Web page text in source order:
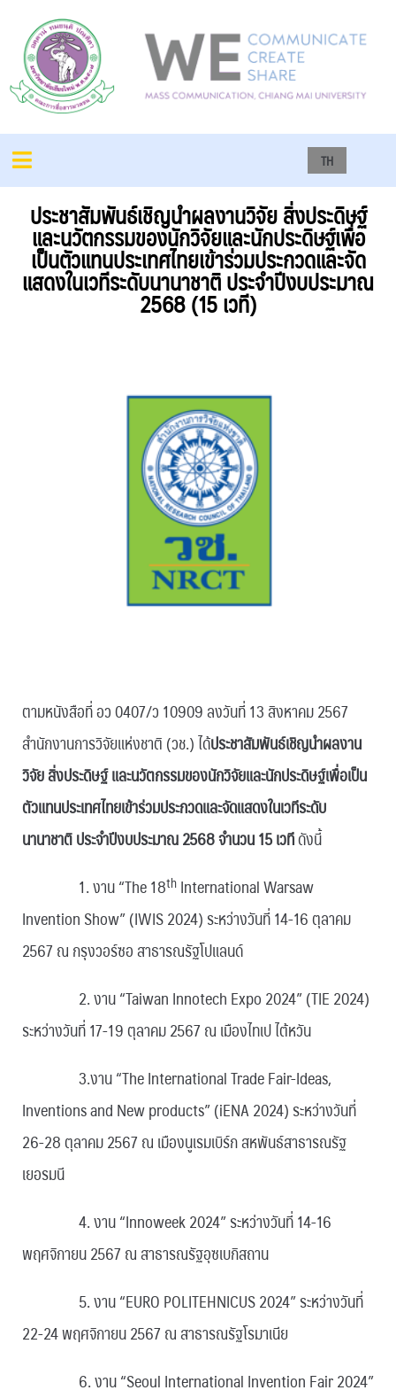
TH
ประชาสัมพันธ์เชิญนำผลงานวิจัย สิ่งประดิษฐ์
และนวัตกรรมของนักวิจัยและนักประดิษฐ์เพื่อ
เป็นตัวแทนประเทศไทยเข้าร่วมประกวดและจัด
แสดงในเวทีระดับนานาชาติ ประจำปีงบประมาณ
2568 (15 เวที)
ตามหนังสือที่ อว 0407/ว 10909 ลงวันที่ 13 สิงหาคม 2567
สำนักงานการวิจัยแห่งชาติ (วช.) ได้ประชาสัมพันธ์เชิญนำผลงาน
วิจัย สิ่งประดิษฐ์ และนวัตกรรมของนักวิจัยและนักประดิษฐ์เพื่อเป็น
ตัวแทนประเทศไทยเข้าร่วมประกวดและจัดแสดงในเวทีระดับ
นานาชาติ ประจำปีงบประมาณ 2568 จำนวน 15 เวทีดังนี้
1. งาน “The 18th International Warsaw
Invention Show” (IWIS 2024) ระหว่างวันที่ 14-16 ตุลาคม
2567 ณ กรุงวอร์ซอ สาธารณรัฐโปแลนด์
2. งาน “Taiwan Innotech Expo 2024” (TIE 2024)
ระหว่างวันที่ 17-19 ตุลาคม 2567 ณ เมืองไทเป ไต้หวัน
3.งาน “The International Trade Fair-Ideas,
Inventions and New products” (iENA 2024) ระหว่างวันที่
26-28 ตุลาคม 2567 ณ เมืองนูเรมเบิร์ก สหพันธ์สาธารณรัฐ
เยอรมนี
4. งาน “Innoweek 2024” ระหว่างวันที่ 14-16
พฤศจิกายน 2567 ณ สาธารณรัฐอุซเบกิสถาน
5. งาน “EURO POLITEHNICUS 2024” ระหว่างวันที่
22-24 พฤศจิกายน 2567 ณ สาธารณรัฐโรมาเนีย
6. งาน “Seoul International Invention Fair 2024”